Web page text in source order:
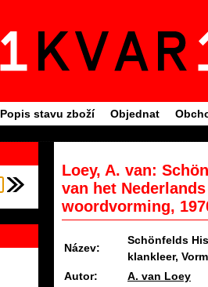
Popis stavu zboží Objednat
Loey, A. van:
van het
woordvorming,
Název:
Schönfelds
klankleer,
Autor:
A. van Loey